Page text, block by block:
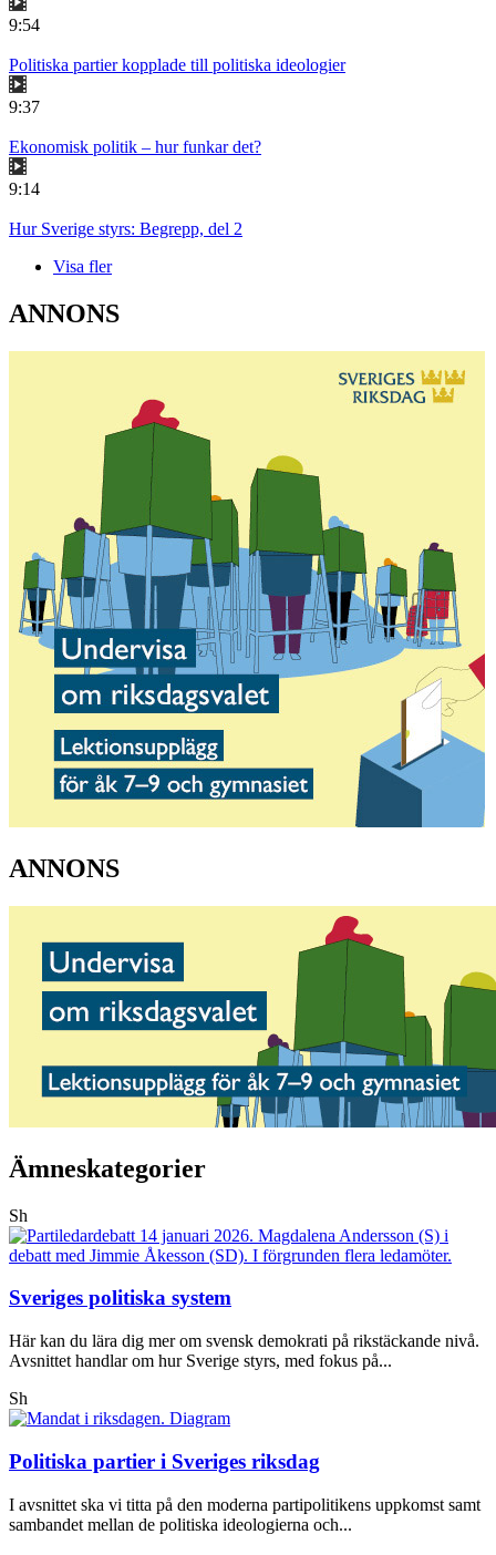
9:54
Politiska partier kopplade till politiska ideologier
9:37
Ekonomisk politik – hur funkar det?
9:14
Hur Sverige styrs: Begrepp, del 2
Visa fler
ANNONS
ANNONS
Ämneskategorier
Sh
Sveriges politiska system
Här kan du lära dig mer om svensk demokrati på rikstäckande nivå.
Avsnittet handlar om hur Sverige styrs, med fokus på...
Sh
Politiska partier i Sveriges riksdag
I avsnittet ska vi titta på den moderna partipolitikens uppkomst samt
sambandet mellan de politiska ideologierna och...